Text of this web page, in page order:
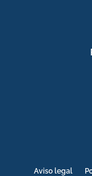
Aviso legal